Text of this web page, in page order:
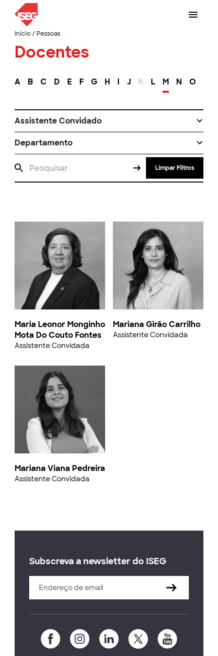
Início/ Pessoas
Docentes
A B C D E F G H I J K L M N O
Assistente Convidado
Departamento
Limpar Filtros
Maria Leonor Monginho
Mota Do Couto Fontes
Assistente Convidada
Mariana Viana Pedreira
Assistente Convidada
Mariana Girão Carrilho
Assistente Convidada
Subscreva a newsletter do ISEG